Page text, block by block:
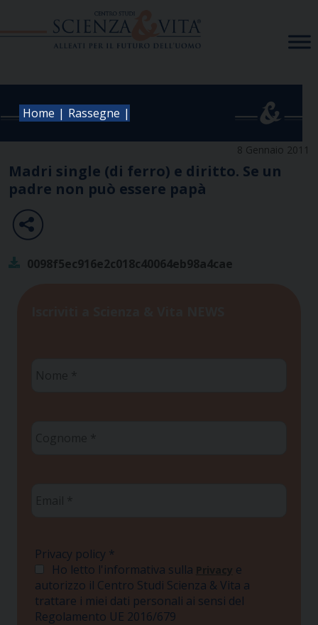
Home | Rassegne |
8 Gennaio 2011
Madri single (di ferro) e diritto. Se un
padre non può essere papà
0098f5ec916e2c018c40064eb98a4cae
Privacy policy *
Ho letto l'informativa sulla Privacy e
autorizzo il Centro Studi Scienza & Vita a
trattare i miei dati personali ai sensi del
Regolamento UE 2016/679